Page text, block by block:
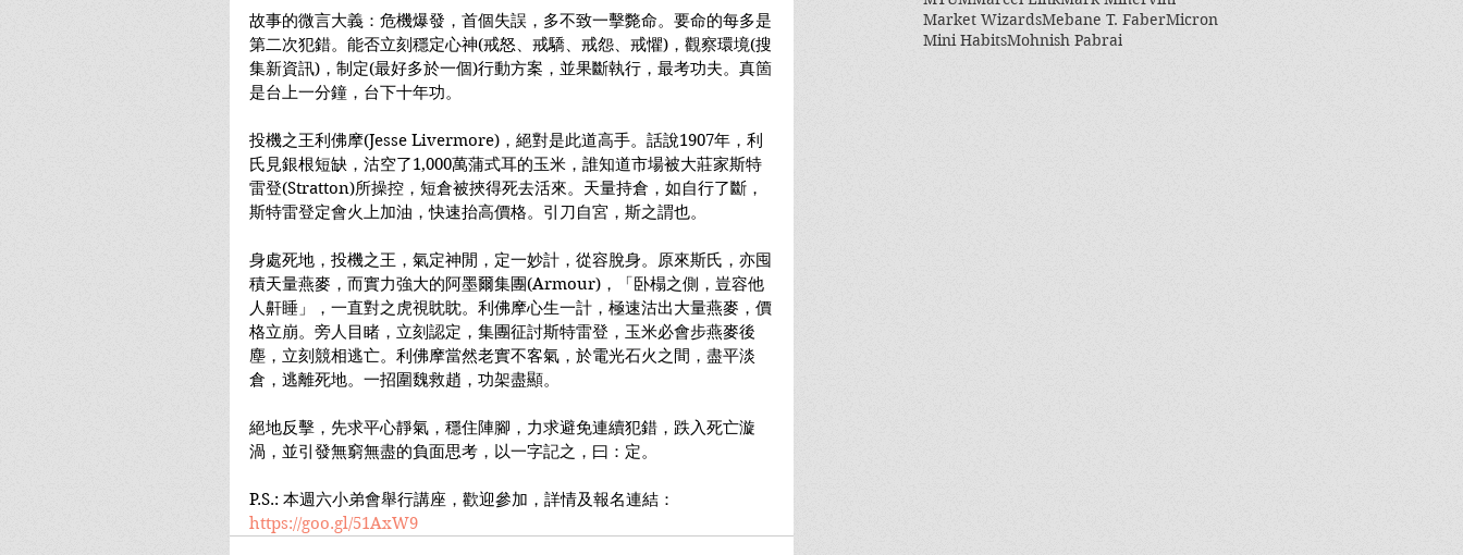
故事的微言大義：危機爆發，首個失誤，多不致一擊斃命。要命的每多是
第二次犯錯。能否立刻穩定心神(戒怒、戒驕、戒怨、戒懼)，觀察環境(搜
集新資訊)，制定(最好多於一個)行動方案，並果斷執行，最考功夫。真箇
是台上一分鐘，台下十年功。
投機之王利佛摩(Jesse Livermore)，絕對是此道高手。話說1907年，利
氏見銀根短缺，沽空了1,000萬蒲式耳的玉米，誰知道市場被大莊家斯特
雷登(Stratton)所操控，短倉被挾得死去活來。天量持倉，如自行了斷，
斯特雷登定會火上加油，快速抬高價格。引刀自宮，斯之謂也。
身處死地，投機之王，氣定神閒，定一妙計，從容脫身。原來斯氏，亦囤
積天量燕麥，而實力強大的阿墨爾集團(Armour)，「卧榻之側，豈容他
人鼾睡」，一直對之虎視眈眈。利佛摩心生一計，極速沽出大量燕麥，價
格立崩。旁人目睹，立刻認定，集團征討斯特雷登，玉米必會步燕麥後
塵，立刻競相逃亡。利佛摩當然老實不客氣，於電光石火之間，盡平淡
倉，逃離死地。一招圍魏救趙，功架盡顯。
絕地反擊，先求平心靜氣，穩住陣腳，力求避免連續犯錯，跌入死亡漩
渦，並引發無窮無盡的負面思考，以一字記之，曰：定。
P.S.: 本週六小弟會舉行講座，歡迎參加，詳情及報名連結：
https://goo.gl/51AxW9
Market WizardsMebane T. FaberMicron
Mini HabitsMohnish Pabrai